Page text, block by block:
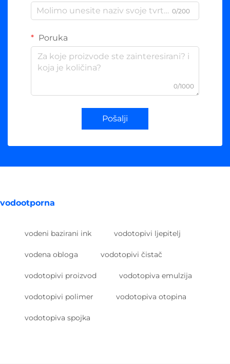
0/200
Poruka
0/1000
Pošalji
vodootporna
vodeni bazirani ink vodotopivi ljepitelj
vodena obloga vodotopivi čistač
vodotopivi proizvod vodotopiva emulzija
vodotopivi polimer vodotopiva otopina
vodotopiva spojka